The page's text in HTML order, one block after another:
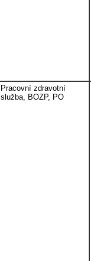
Pracovní zdravotní
služba, BOZP, PO